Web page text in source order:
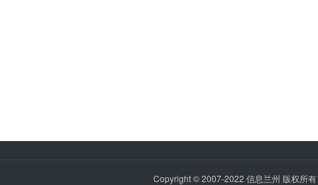
Copyright © 2007-2022 信息兰州 版权所